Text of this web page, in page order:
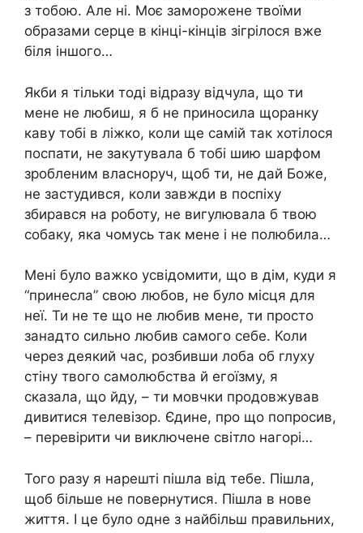
з тобою. Але ні. Моє заморожене твоїми
образами серце в кінці-кінців зігрілося вже
біля іншого…
Якби я тільки тоді відразу відчула, що ти
мене не любиш, я б не приносила щоранку
каву тобі в ліжко, коли ще самій так хотілося
поспати, не закутувала б тобі шию шарфом
зробленим власноруч, щоб ти, не дай Боже,
не застудився, коли завжди в поспіху
збирався на роботу, не вигулювала б твою
собаку, яка чомусь так мене і не полюбила…
Мені було важко усвідомити, що в дім, куди я
“принесла” свою любов, не було місця для
неї. Ти не те що не любив мене, ти просто
занадто сильно любив самого себе. Коли
через деякий час, розбивши лоба об глуху
стіну твого самолюбства й егоїзму, я
сказала, що йду, – ти мовчки продовжував
дивитися телевізор. Єдине, про що попросив,
– перевірити чи виключене світло нагорі…
Того разу я нарешті пішла від тебе. Пішла,
щоб більше не повернутися. Пішла в нове
життя. І це було одне з найбільш правильних,